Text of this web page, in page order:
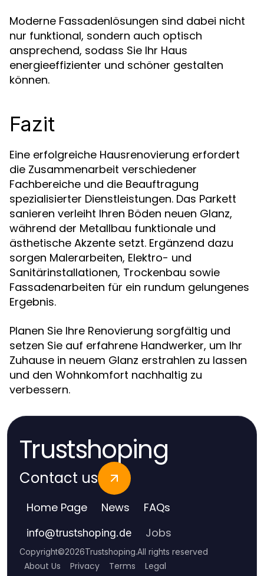
Moderne Fassadenlösungen sind dabei nicht
nur funktional, sondern auch optisch
ansprechend, sodass Sie Ihr Haus
energieeffizienter und schöner gestalten
können.
Fazit
Eine erfolgreiche Hausrenovierung erfordert
die Zusammenarbeit verschiedener
Fachbereiche und die Beauftragung
spezialisierter Dienstleistungen. Das Parkett
sanieren verleiht Ihren Böden neuen Glanz,
während der Metallbau funktionale und
ästhetische Akzente setzt. Ergänzend dazu
sorgen Malerarbeiten, Elektro- und
Sanitärinstallationen, Trockenbau sowie
Fassadenarbeiten für ein rundum gelungenes
Ergebnis.
Planen Sie Ihre Renovierung sorgfältig und
setzen Sie auf erfahrene Handwerker, um Ihr
Zuhause in neuem Glanz erstrahlen zu lassen
und den Wohnkomfort nachhaltig zu
verbessern.
Trustshoping
Contact us
Home Page News FAQs
info@trustshoping.de Jobs
Copyright©2026Trustshoping.All rights reserved
About Us Privacy Terms Legal